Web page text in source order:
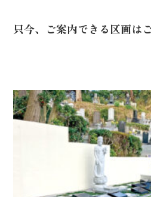
只今、ご案内できる区画は